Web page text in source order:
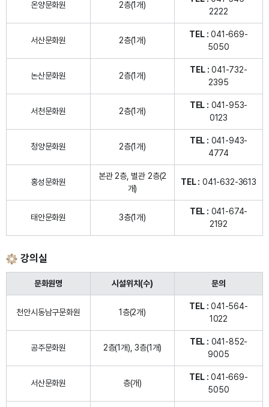
온양문화원 2층(1개)
2222
서산문화원 2층(1개)
TEL : 041-669-
5050
논산문화원 2층(1개)
TEL : 041-732-
2395
서천문화원 2층(1개)
TEL : 041-953-
0123
청양문화원 2층(1개)
TEL : 041-943-
4774
홍성문화원
본관 2층, 별관 2층(2
개)
TEL : 041-632-3613
태안문화원 3층(1개)
TEL : 041-674-
2192
강의실
문화원명 시설위치(수) 문의
천안시동남구문화원 1층(2개)
TEL : 041-564-
1022
공주문화원 2층(1개), 3층(1개)
TEL : 041-852-
9005
서산문화원 층(개)
TEL : 041-669-
5050